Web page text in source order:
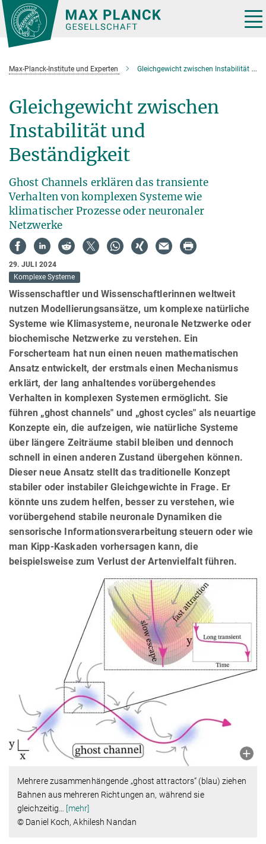
Hauptinhalt
Max-Planck-Institute und Experten Gleichgewicht zwischen Instabilität und Beständigkeit
Gleichgewicht zwischen
Instabilität und
Beständigkeit
Ghost Channels erklären das transiente
Verhalten von komplexen Systeme wie
klimatischer Prozesse oder neuronaler
Netzwerke
29. JULI 2024
Komplexe Systeme
Wissenschaftler und Wissenschaftlerinnen weltweit
nutzen Modellierungsansätze, um komplexe natürliche
Systeme wie Klimasysteme, neuronale Netzwerke oder
biochemische Netzwerke zu verstehen. Ein
Forscherteam hat nun einen neuen mathematischen
Ansatz entwickelt, der erstmals einen Mechanismus
erklärt, der lang anhaltendes vorübergehendes
Verhalten in komplexen Systemen ermöglicht. Sie
führen „ghost channels" und „ghost cycles" als neuartige
Konzepte ein, die aufzeigen, wie natürliche Systeme
über längere Zeiträume stabil bleiben und dennoch
schnell in einen anderen Zustand übergehen können.
Dieser neue Ansatz stellt das traditionelle Konzept
stabiler oder instabiler Gleichgewichte in Frage. Er
könnte uns zudem helfen, besser zu verstehen, wie
vorübergehend stabile neuronale Dynamiken die
sensorische Informationsverarbeitung steuern oder wie
man Kipp-Kaskaden vorhersagen kann, die
beispielsweise zum Verlust der Artenvielfalt führen.
Mehrere zusammenhängende „ghost attractors“ (blau) ziehen
Bahnen aus mehreren Richtungen an, während sie
gleichzeitig… [mehr]
© Daniel Koch, Akhilesh Nandan